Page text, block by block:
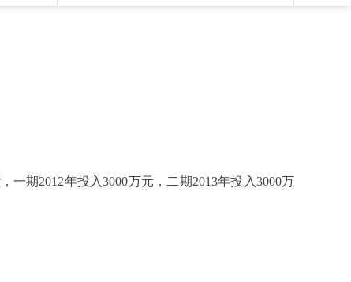
期2012年投入3000万元，二期2013年投入3000万